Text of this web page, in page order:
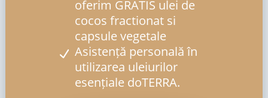
oferim GRATIS ulei de
cocos fractionat si
capsule vegetale
Asistență personală în
utilizarea uleiurilor
esențiale doTERRA.